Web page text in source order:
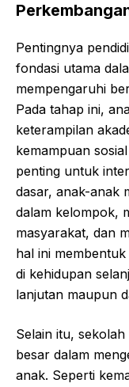
Pentingnya
fondasi utama
mempengaruhi
Pada tahap ini,
keterampilan
kemampuan
penting untuk
dasar, anak-anak
dalam kelompok,
masyarakat, dan
hal ini
di kehidupan
lanjutan maupun
Selain itu,
besar dalam
anak. Seperti